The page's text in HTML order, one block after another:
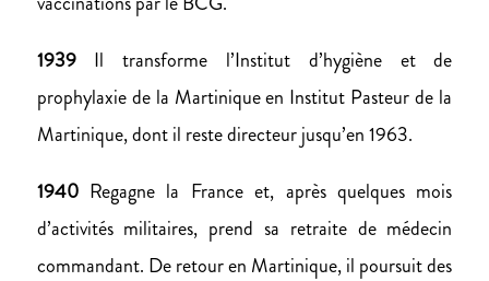
1939Il transforme l’Institut d’hygiène et de
prophylaxie de la Martinique en Institut Pasteur de la
Martinique, dont il reste directeur jusqu’en 1963.
1940Regagne la France et, après quelques mois
d’activités militaires, prend sa retraite de médecin
commandant. De retour en Martinique, il poursuit des